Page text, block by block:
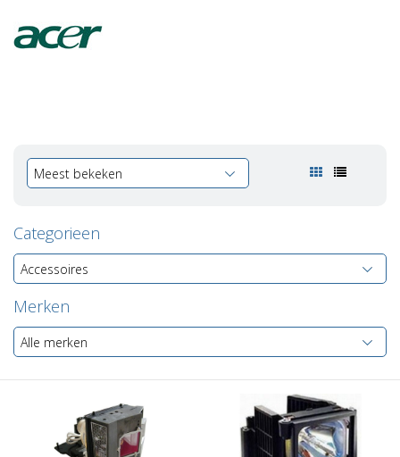
Meest bekeken
Categorieen
Accessoires
Merken
Alle merken